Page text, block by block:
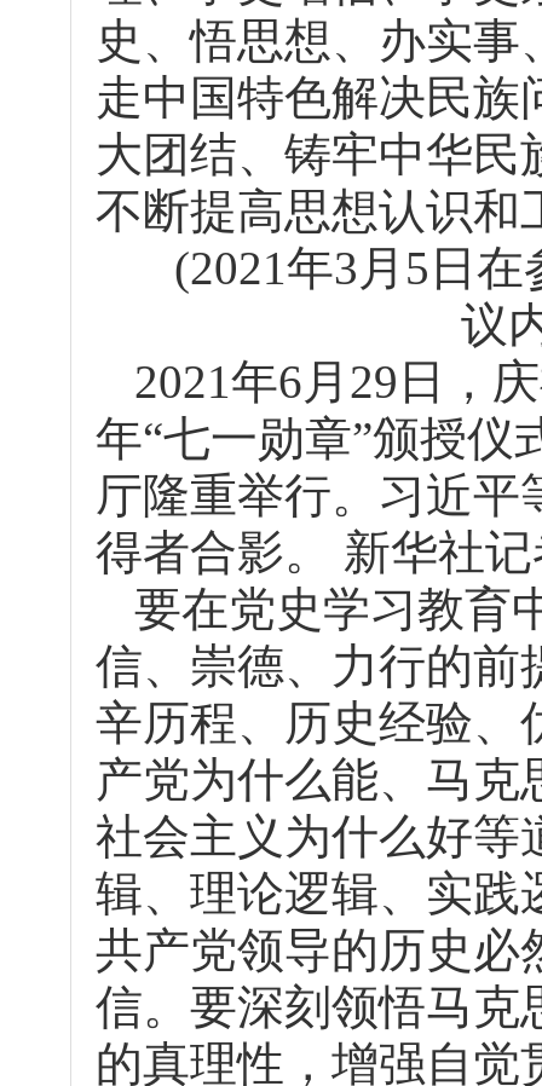
史、悟思想、办实
走中国特色解决民族
大团结、铸牢中华民
不断提高思想认识和
(2021年3月5日
议
2021年6月29日，
年“七一勋章”颁授仪
厅隆重举行。习近平
得者合影。 新华社
要在党史学习教育
信、崇德、力行的前
辛历程、历史经验、
产党为什么能、马
社会主义为什么好等
辑、理论逻辑、实践
共产党领导的历史必
信。要深刻领悟马克
的真理性，增强自觉